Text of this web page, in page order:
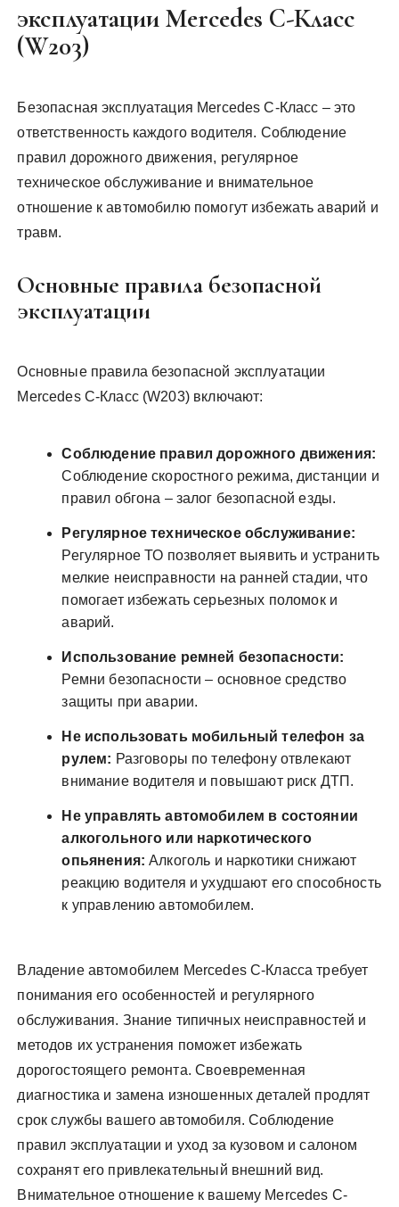
эксплуатации Mercedes C-Класс
(W203)
Безопасная эксплуатация Mercedes C-Класс – это
ответственность каждого водителя. Соблюдение
правил дорожного движения, регулярное
техническое обслуживание и внимательное
отношение к автомобилю помогут избежать аварий и
травм.
Основные правила безопасной
эксплуатации
Основные правила безопасной эксплуатации
Mercedes C-Класс (W203) включают:
Соблюдение правил дорожного движения:
Соблюдение скоростного режима, дистанции и
правил обгона – залог безопасной езды.
Регулярное техническое обслуживание:
Регулярное ТО позволяет выявить и устранить
мелкие неисправности на ранней стадии, что
помогает избежать серьезных поломок и
аварий.
Использование ремней безопасности:
Ремни безопасности – основное средство
защиты при аварии.
Не использовать мобильный телефон за
рулем: Разговоры по телефону отвлекают
внимание водителя и повышают риск ДТП.
Не управлять автомобилем в состоянии
алкогольного или наркотического
опьянения: Алкоголь и наркотики снижают
реакцию водителя и ухудшают его способность
к управлению автомобилем.
Владение автомобилем Mercedes C-Класса требует
понимания его особенностей и регулярного
обслуживания. Знание типичных неисправностей и
методов их устранения поможет избежать
дорогостоящего ремонта. Своевременная
диагностика и замена изношенных деталей продлят
срок службы вашего автомобиля. Соблюдение
правил эксплуатации и уход за кузовом и салоном
сохранят его привлекательный внешний вид.
Внимательное отношение к вашему Mercedes C-